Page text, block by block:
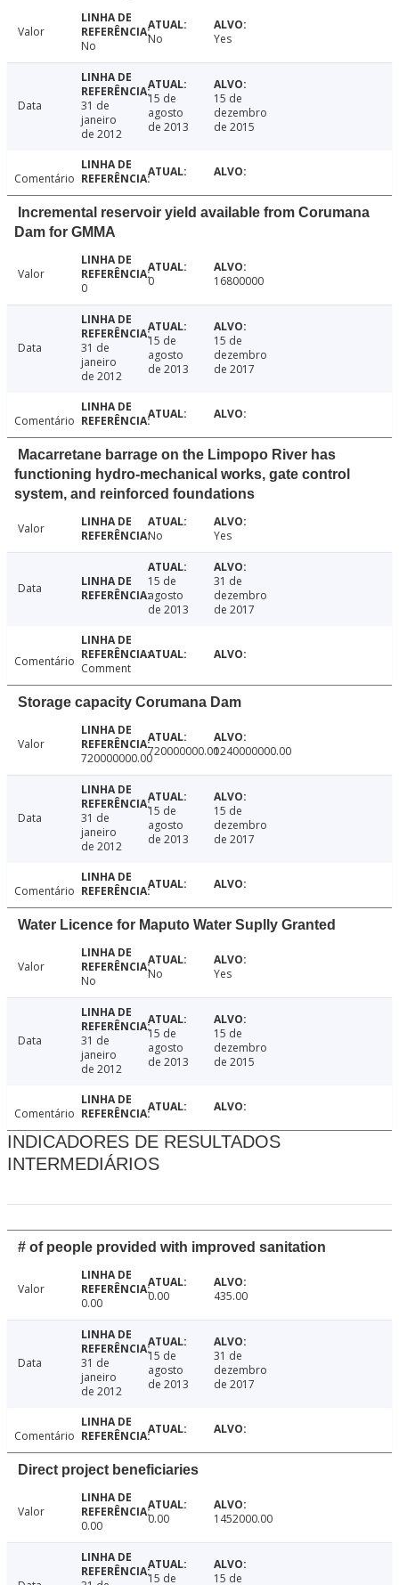
Valor
No
No Yes
Data
31 de
janeiro
de 2012
15 de
agosto
de 2013
15 de
dezembro
de 2015
Comentário
Incremental reservoir yield available from Corumana
Dam for GMMA
Valor
0
0 16800000
Data
31 de
janeiro
de 2012
15 de
agosto
de 2013
15 de
dezembro
de 2017
Comentário
Macarretane barrage on the Limpopo River has
functioning hydro-mechanical works, gate control
system, and reinforced foundations
Valor No Yes
Data
15 de
agosto
de 2013
31 de
dezembro
de 2017
Comentário Comment
Storage capacity Corumana Dam
Valor
720000000.00720000000.001240000000.00
Data
31 de
janeiro
de 2012
15 de
agosto
de 2013
15 de
dezembro
de 2017
Comentário
Water Licence for Maputo Water Suplly Granted
Valor
No
No Yes
Data
31 de
janeiro
de 2012
15 de
agosto
de 2013
15 de
dezembro
de 2015
Comentário
INDICADORES DE RESULTADOS
INTERMEDIÁRIOS
# of people provided with improved sanitation
Valor
0.00
0.00 435.00
Data
31 de
janeiro
de 2012
15 de
agosto
de 2013
31 de
dezembro
de 2017
Comentário
Direct project beneficiaries
Valor
0.00
0.00 1452000.00
15 de 15 de